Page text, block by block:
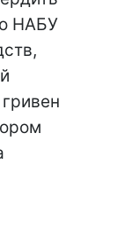
НАБУ